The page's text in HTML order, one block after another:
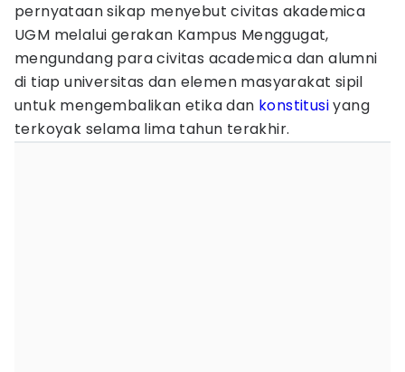
pernyataan sikap menyebut civitas akademica
UGM melalui gerakan Kampus Menggugat,
mengundang para civitas academica dan alumni
di tiap universitas dan elemen masyarakat sipil
untuk mengembalikan etika dan konstitusiyang
terkoyak selama lima tahun terakhir.